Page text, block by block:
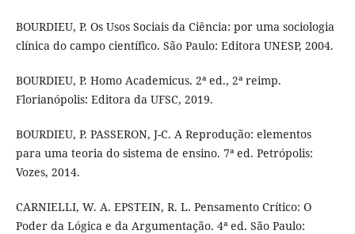
BOURDIEU, P. Os Usos Sociais da Ciência: por uma sociologia
clínica do campo científico. São Paulo: Editora UNESP, 2004.
BOURDIEU, P. Homo Academicus. 2ª ed., 2ª reimp.
Florianópolis: Editora da UFSC, 2019.
BOURDIEU, P. PASSERON, J-C. A Reprodução: elementos
para uma teoria do sistema de ensino. 7ª ed. Petrópolis:
Vozes, 2014.
CARNIELLI, W. A. EPSTEIN, R. L. Pensamento Crítico: O
Poder da Lógica e da Argumentação. 4ª ed. São Paulo: